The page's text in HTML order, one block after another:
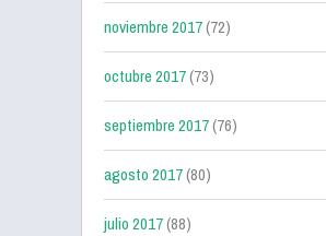
noviembre 2017(72)
octubre 2017(73)
septiembre 2017(76)
agosto 2017(80)
julio 2017(88)